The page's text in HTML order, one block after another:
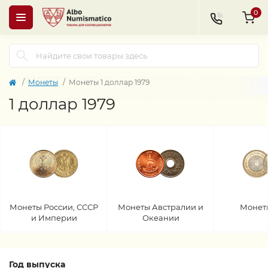
0
Монеты Монеты 1 доллар 1979
1 доллар 1979
Монеты России, СССР
и Империи
Монеты Австралии и
Океании
Год выпуска